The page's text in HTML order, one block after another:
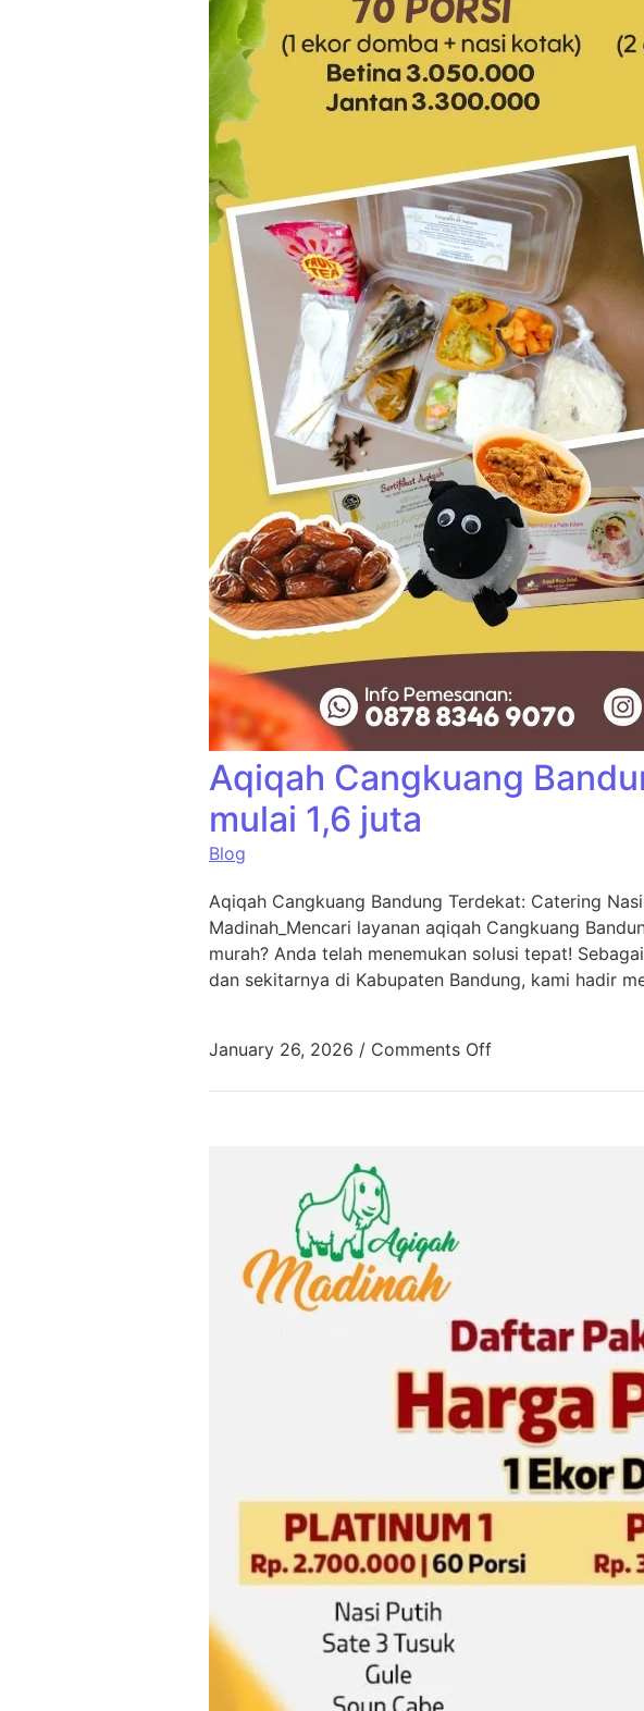
Aqiqah Cangkuang
mulai 1,6 juta
Blog
Aqiqah Cangkuang Bandung Terdekat: Catering
Madinah_Mencari layanan aqiqah Cangkuang
murah? Anda telah menemukan solusi tepat!
dan sekitarnya di Kabupaten Bandung, kami hadir
January 26, 2026 / Comments Off